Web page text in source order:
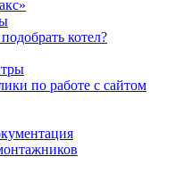
котел?
по работе с сайтом